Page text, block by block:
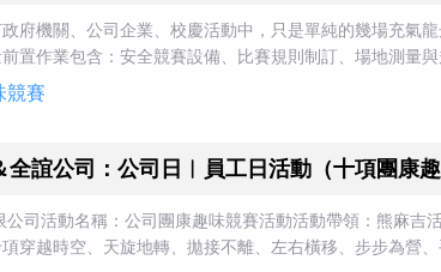
府機關、公司企業、校慶活動中，只是單純的幾場充氣
置作業包含：安全競賽設備、比賽規則制訂、場地測量
競賽
全誼公司：公司日︱員工日活動（十項團康趣
司活動名稱：公司團康趣味競賽活動活動帶領：熊麻
穿越時空、天旋地轉、拋接不離、左右橫移、步步為營、